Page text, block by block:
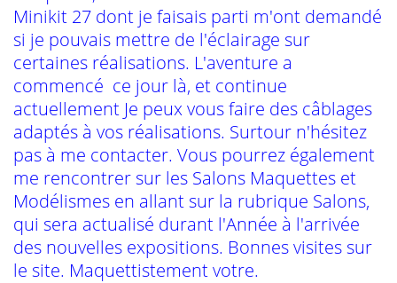
Minikit 27 dont je faisais parti m'ont demandé
si je pouvais mettre de l'éclairage sur
certaines réalisations. L'aventure a
commencé ce jour là, et continue
actuellement Je peux vous faire des câblages
adaptés à vos réalisations. Surtour n'hésitez
pas à me contacter. Vous pourrez également
me rencontrer sur les Salons Maquettes et
Modélismes en allant sur la rubrique Salons,
qui sera actualisé durant l'Année à l'arrivée
des nouvelles expositions. Bonnes visites sur
le site. Maquettistement votre.